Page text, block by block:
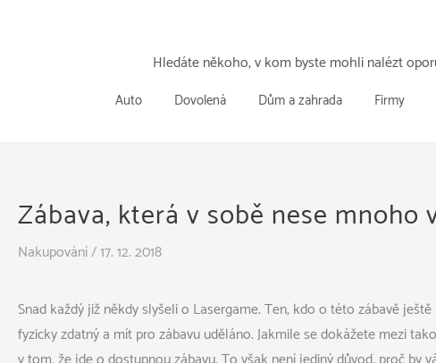
Hledáte někoho, v kom byste mohli nalézt
Auto Dovolená Dům a zahrada Firmy
Zábava, která v sobě nese mnoho
Nakupování/17. 12. 2018
Snad každý již někdy slyšeli o Lasergame.Ten, kdo o této zábavě
fyzicky zdatný a mít pro zábavu uděláno. Jakmile se dokážete mezi